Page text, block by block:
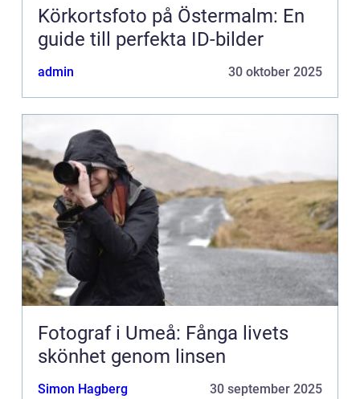
Körkortsfoto på Östermalm: En
guide till perfekta ID-bilder
admin 30 oktober 2025
Fotograf i Umeå: Fånga livets
skönhet genom linsen
Simon Hagberg 30 september 2025